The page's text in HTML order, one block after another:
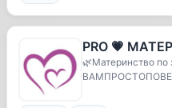
PRO 💗
🌿Материнство по